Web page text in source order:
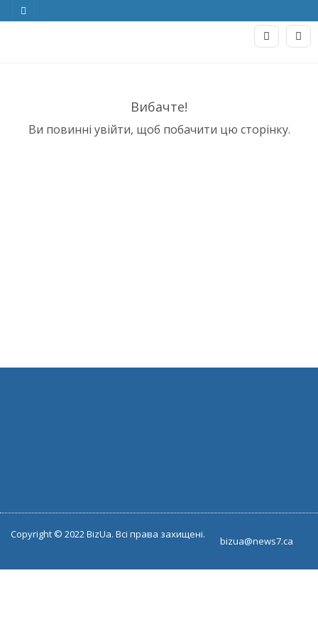
Вибачте!
Ви повинні увійти, щоб побачити цю сторінку.
Copyright © 2022 BizUa. Всі права захищені.
bizua@news7.ca